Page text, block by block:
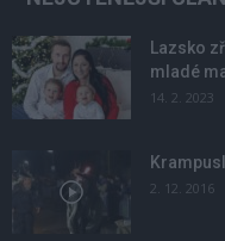
Lazsko
mladé
14. 2. 2023
2. 12. 2016